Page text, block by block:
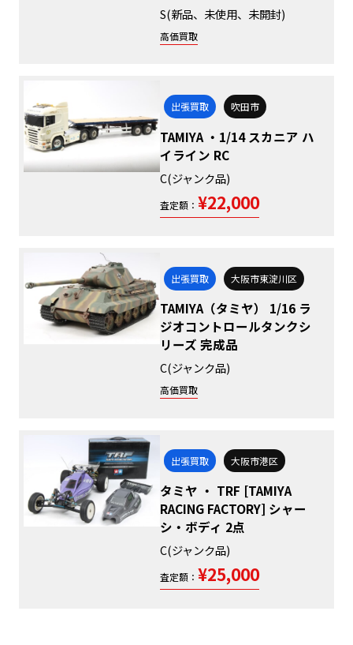
S(新品、未使用、未開封)
高価買取
出張買取 吹田市
TAMIYA ・1/14 スカニア ハ
イライン RC
C(ジャンク品)
査定額： ¥22,000
出張買取 大阪市東淀川区
TAMIYA（タミヤ） 1/16 ラ
ジオコントロールタンクシ
リーズ 完成品
C(ジャンク品)
高価買取
出張買取 大阪市港区
タミヤ ・ TRF [TAMIYA
RACING FACTORY] シャー
シ・ボディ 2点
C(ジャンク品)
査定額： ¥25,000